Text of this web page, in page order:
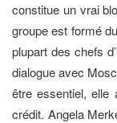
constitue un vrai
groupe est formé
plupart des chefs
dialogue avec
être essentiel, elle
crédit. Angela